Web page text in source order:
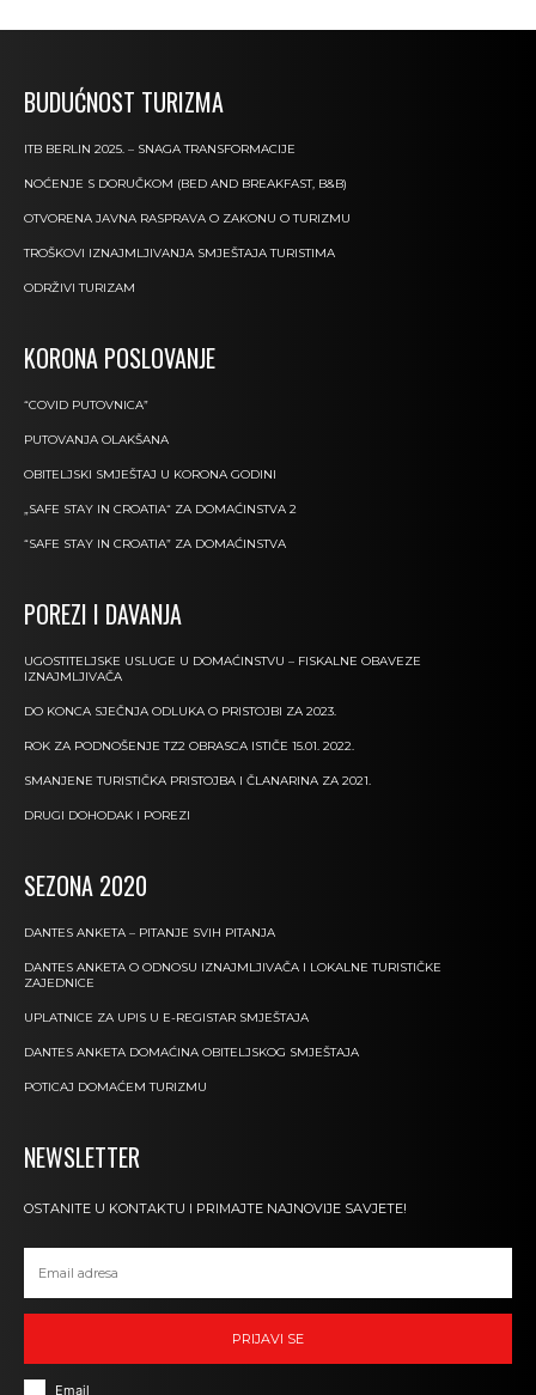
BUDUĆNOST TURIZMA
ITB BERLIN 2025. – SNAGA TRANSFORMACIJE
NOĆENJE S DORUČKOM (BED AND BREAKFAST, B&B)
OTVORENA JAVNA RASPRAVA O ZAKONU O TURIZMU
TROŠKOVI IZNAJMLJIVANJA SMJEŠTAJA TURISTIMA
ODRŽIVI TURIZAM
KORONA POSLOVANJE
“COVID PUTOVNICA”
PUTOVANJA OLAKŠANA
OBITELJSKI SMJEŠTAJ U KORONA GODINI
„SAFE STAY IN CROATIA“ ZA DOMAĆINSTVA 2
“SAFE STAY IN CROATIA” ZA DOMAĆINSTVA
POREZI I DAVANJA
UGOSTITELJSKE USLUGE U DOMAĆINSTVU – FISKALNE OBAVEZE
IZNAJMLJIVAČA
DO KONCA SJEČNJA ODLUKA O PRISTOJBI ZA 2023.
ROK ZA PODNOŠENJE TZ2 OBRASCA ISTIČE 15.01. 2022.
SMANJENE TURISTIČKA PRISTOJBA I ČLANARINA ZA 2021.
DRUGI DOHODAK I POREZI
SEZONA 2020
DANTES ANKETA – PITANJE SVIH PITANJA
DANTES ANKETA O ODNOSU IZNAJMLJIVAČA I LOKALNE TURISTIČKE
ZAJEDNICE
UPLATNICE ZA UPIS U E-REGISTAR SMJEŠTAJA
DANTES ANKETA DOMAĆINA OBITELJSKOG SMJEŠTAJA
POTICAJ DOMAĆEM TURIZMU
NEWSLETTER
OSTANITE U KONTAKTU I PRIMAJTE NAJNOVIJE SAVJETE!
PRIJAVI SE
Email